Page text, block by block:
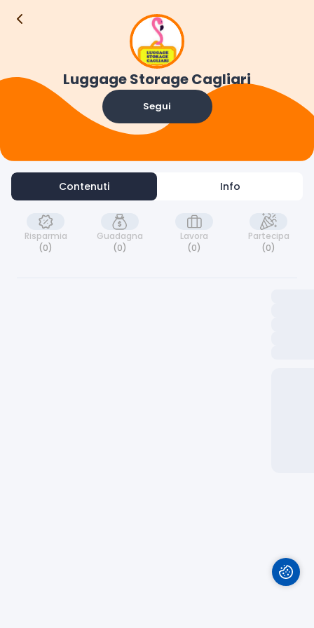
Luggage Storage Cagliari
Segui
Contenuti Info
Risparmia
(0)
Guadagna
(0)
Lavora
(0)
Partecipa
(0)